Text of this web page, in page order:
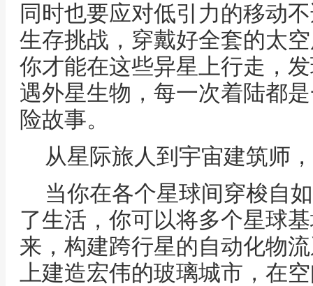
同时也要应对低引力的移动
生存挑战，穿戴好全套的太
你才能在这些异星上行走，
遇外星生物，每一次着陆都
险故事。
从星际旅人到宇宙建筑师
当你在各个星球间穿梭自
了生活，你可以将多个星球
来，构建跨行星的自动化物
上建造宏伟的玻璃城市，在